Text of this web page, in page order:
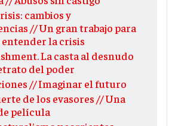
cambios y
// Un gran trabajo para
la crisis
La casta al desnudo
del poder
// Imaginar el futuro
de los evasores // Una
película